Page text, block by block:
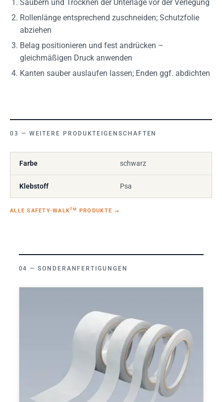
Säubern und Trocknen der Unterlage vor der Verlegung
Rollenlänge entsprechend zuschneiden; Schutzfolie
abziehen
Belag positionieren und fest andrücken –
gleichmäßigen Druck anwenden
Kanten sauber auslaufen lassen; Enden ggf. abdichten
WEITERE PRODUKTEIGENSCHAFTEN
Farbe schwarz
Klebstoff Psa
ALLE SAFETY-WALKTM PRODUKTE →
SONDERANFERTIGUNGEN